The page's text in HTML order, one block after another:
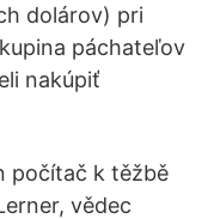
dolárov) pri
páchateľov
nakúpiť
počítač k těžbě
vědec